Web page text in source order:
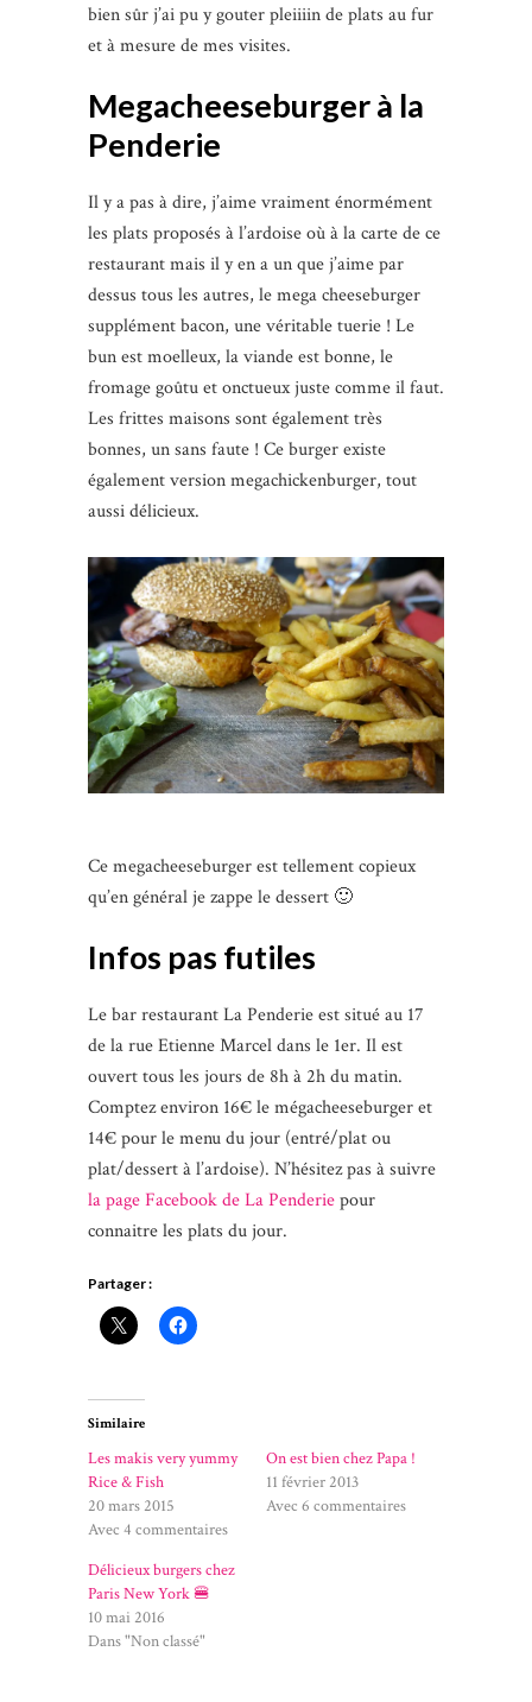
bien sûr j’ai pu y gouter pleiiiin de plats au fur
et à mesure de mes visites.
Megacheeseburger à la
Penderie
Il y a pas à dire, j’aime vraiment énormément
les plats proposés à l’ardoise où à la carte de ce
restaurant mais il y en a un que j’aime par
dessus tous les autres, le mega cheeseburger
supplément bacon, une véritable tuerie ! Le
bun est moelleux, la viande est bonne, le
fromage goûtu et onctueux juste comme il faut.
Les frittes maisons sont également très
bonnes, un sans faute ! Ce burger existe
également version megachickenburger, tout
aussi délicieux.
Ce megacheeseburger est tellement copieux
qu’en général je zappe le dessert 🙂
Infos pas futiles
Le bar restaurant La Penderie est situé au 17
de la rue Etienne Marcel dans le 1er. Il est
ouvert tous les jours de 8h à 2h du matin.
Comptez environ 16€ le mégacheeseburger et
14€ pour le menu du jour (entré/plat ou
plat/dessert à l’ardoise). N’hésitez pas à suivre
la page Facebook de La Penderiepour
connaitre les plats du jour.
Partager :
Similaire
Les makis very yummy
Rice & Fish
20 mars 2015
Avec 4 commentaires
On est bien chez Papa !
11 février 2013
Avec 6 commentaires
Délicieux burgers chez
Paris New York 🍔
10 mai 2016
Dans "Non classé"